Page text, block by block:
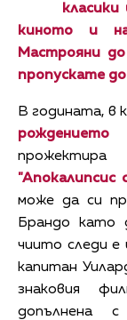
киното и
Мастрояни
пропускате
В годината, в
"Апокалипсис
може да си
Брандо като
чиито следи
капитан
знаковия
допълнена